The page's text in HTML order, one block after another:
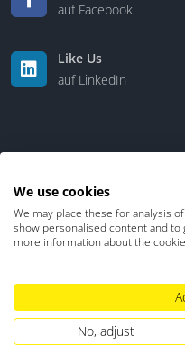
auf Facebook
Like Us
auf LinkedIn
We use cookies
We may place these for analysis
show personalised content and
more information about the
No, adjust